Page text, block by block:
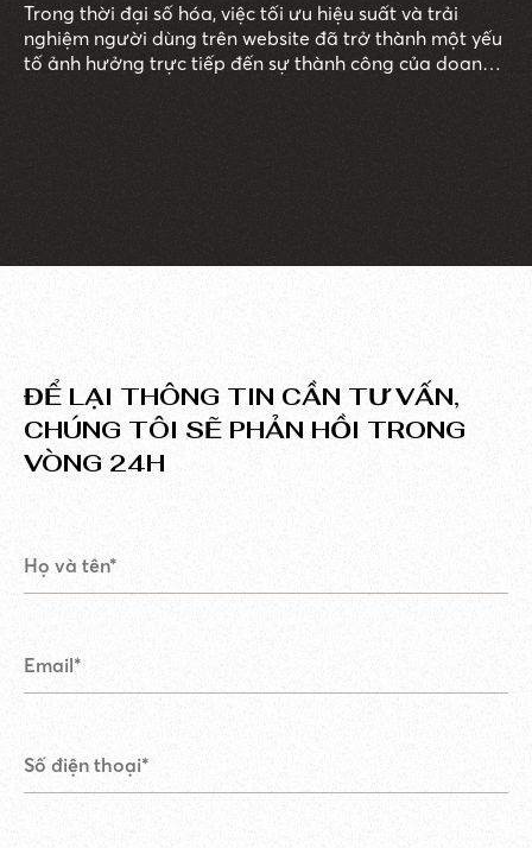
Trong thời đại số hóa, việc tối ưu hiệu suất và trải
nghiệm người dùng trên website đã trở thành một yếu
tố ảnh hưởng trực tiếp đến sự thành công của doanh
ĐỂ LẠI THÔNG TIN CẦN TƯ VẤN,
CHÚNG TÔI SẼ PHẢN HỒI TRONG
VÒNG 24H